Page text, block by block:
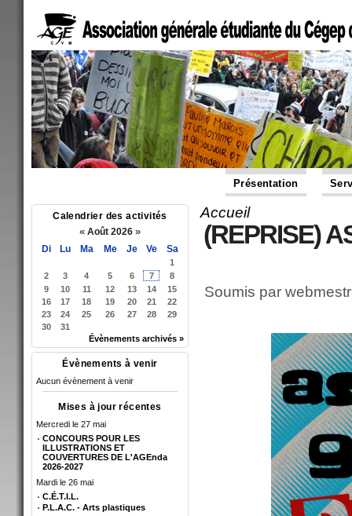
Présentation
Calendrier des activités
« Août 2026 »
Di Lu Ma Me Je Ve Sa
1
2
3 4 5 6 7
8
9
10 11 12 13 14
15
16
17 18 19 20 21
22
23
24 25 26 27 28
29
30
31
Évènements archivés »
Évènements à venir
Aucun évènement à venir
Mises à jour récentes
Mercredi le 27 mai
CONCOURS POUR LES
ILLUSTRATIONS ET
COUVERTURES DE L'AGEnda
2026-2027
Mardi le 26 mai
C.É.T.I.L.
P.L.A.C. - Arts plastiques
Vous êtes ici
Accueil
(REPRISE)
Soumis par